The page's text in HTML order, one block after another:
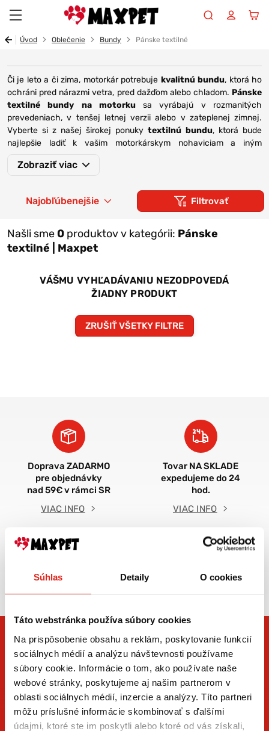
Súhlas Detaily O cookies
Táto webstránka používa súbory cookies
Na prispôsobenie obsahu a reklám, poskytovanie funkcií
sociálnych médií a analýzu návštevnosti používame
súbory cookie. Informácie o tom, ako používate naše
webové stránky, poskytujeme aj našim partnerom v
oblasti sociálnych médií, inzercie a analýzy. Títo partneri
môžu príslušné informácie skombinovať s ďalšími
údajmi, ktoré ste im poskytli alebo ktoré od vás získali,
Úvod Oblečenie Bundy Pánske textilné
Či je leto a či zima, motorkár potrebuje kvalitnú bundu, ktorá ho
ochráni pred nárazmi vetra, pred dažďom alebo chladom. Pánske
textilné bundy na motorkusa vyrábajú v rozmanitých
prevedeniach, v tenšej letnej verzii alebo v zateplenej zimnej.
Vyberte si z našej širokej ponuky textilnú bundu, ktorá bude
najlepšie ladiť k vašim motorkárskym nohaviciam a iným
produktov, nozamerajte sa aj na ochranné prvky búnd
Textilné bundy majú nepremokavú úpravu
a ich samozrejmou súčasťou je prítomnosť reflexných prvkov. Ak
ponuke reflexného oblečenia a doplnkov.
Zobraziť viac
Filtrovať
Našli sme 0 produktov v kategórii: Pánske
textilné | Maxpet
Najobľúbenejšie
VÁŠMU VYHĽADÁVANIU NEZODPOVEDÁ
ŽIADNY PRODUKT
ZRUŠIŤ VŠETKY FILTRE
Doprava ZADARMO
pre objednávky
nad 59€ v rámci SR
VIAC INFO
Tovar NA SKLADE
expedujeme do 24
hod.
VIAC INFO
Zasielame aj do ČR,